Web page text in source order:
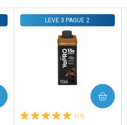
Comprar sem Desconto
Por R$ 76,78/cada
Comprar sem Desconto
Por R$ 76,78/cada
(19)
LEVE 3 PAGUE 2
COMPRAR